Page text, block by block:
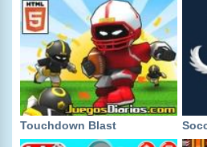
Touchdown Blast